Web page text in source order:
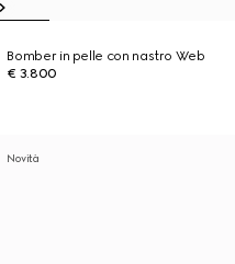
Bomber in pelle con nastro Web
€ 3.800
Novità